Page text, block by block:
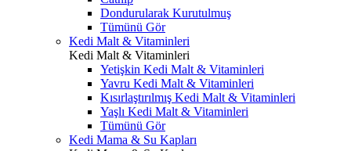
Dondurularak Kurutulmuş
Tümünü Gör
Kedi Malt & Vitaminleri
Kedi Malt & Vitaminleri
Yetişkin Kedi Malt & Vitaminleri
Yavru Kedi Malt & Vitaminleri
Kısırlaştırılmış Kedi Malt & Vitaminleri
Yaşlı Kedi Malt & Vitaminleri
Tümünü Gör
Kedi Mama & Su Kapları